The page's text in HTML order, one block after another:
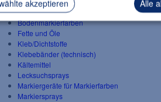
akzeptieren Alle
Chemische Produkte von
Bodenmarkierfarben
Fette und Öle
Kleb/Dichtstoffe
Klebebänder (technisch)
Kältemittel
Lecksuchsprays
Markiergeräte für Markierfarben
Markiersprays